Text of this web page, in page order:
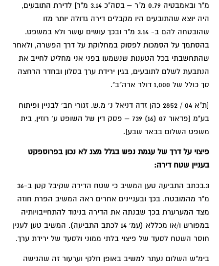
מ"ר ובאמבטיה 0.79 מ"ר – בסה"כ 3.14 מ"ר] לדירת התובעים,
היה יוצא שהתובעים היו מקבלים דירה גדולה יותר מזו
שהובטחה להם ב- 3.14 מ"ר ובכך עושים עושר ולא במשפט.
בהסתמך על הסמכות לפסוק במחלוקת על דרך הפשרה, ולאחר
שהתחשבתי בכל הטענות שנשמעו בפני אני מחליט לחייב את
הנתבעת לשלם לתובעים, בגין ירידת ערך בסלון ובחדר הרחצה
סך כולל של 1,000 דולר ארה"ב".
[ת"א 04 / 2852 כהן זדה דניאל נ' מ.ש. זגורי חב' לבניין ופיתוח
בע"מ [פדאור 07 (16) 739 – פסק דין של השופט ע' רוזין, בית
משפט השלום בבאר שבע].
פיצוי על דרך של עגמת נפש בגלל מצג לא נכון בפרוספקט
בעניין שטח דירה:
3.בכתב התביעה טען המשיב כי שטח הדירה שקיבל קטן ב-36
מ"ר מהמובטח. בכך ובעניינים אחרים ראה המשיב הפרת חוזה
מצד המערערת בכך שבנתה את הדירה בניגוד להתחייבויותיה
במפורש ו/או מכללא (עמ' 14 לכתב התביעה). המשיב טען לענין
חוסר השטח לסעד של פיצוי בלתי ממוני ולסעד של ירידת ערך.
בימ"ש השלום נעתר למשיב באופן חלקי וערעור זה שהגישה